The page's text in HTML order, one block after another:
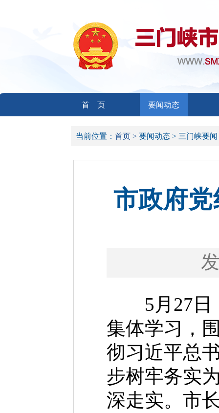
首 页 要闻动态
当前位置： 首页 > 要闻动态 > 三门峡要
市政府
5月27日，
集体学习，
彻习近平总
步树牢务实
深走实。市